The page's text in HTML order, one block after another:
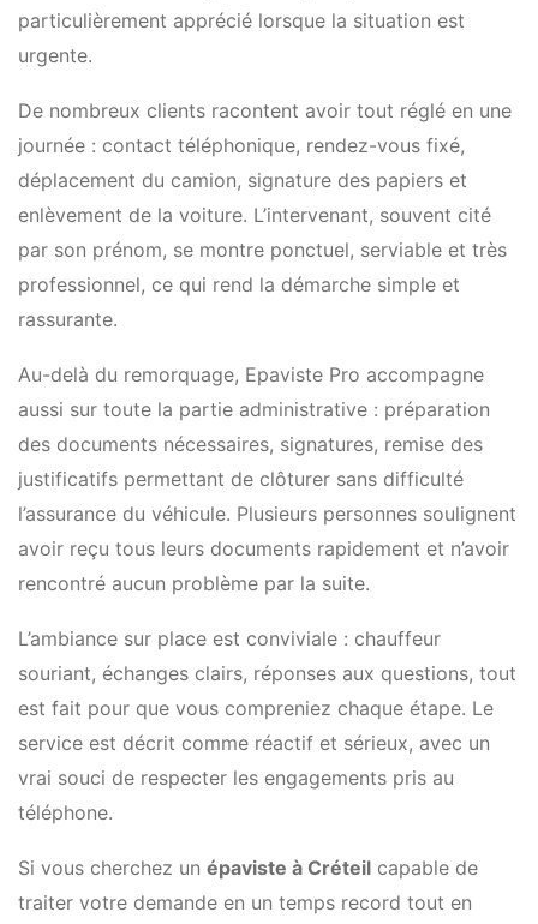
particulièrement apprécié lorsque la situation est
urgente.
De nombreux clients racontent avoir tout réglé en une
journée : contact téléphonique, rendez-vous fixé,
déplacement du camion, signature des papiers et
enlèvement de la voiture. L’intervenant, souvent cité
par son prénom, se montre ponctuel, serviable et très
professionnel, ce qui rend la démarche simple et
rassurante.
Au-delà du remorquage, Epaviste Pro accompagne
aussi sur toute la partie administrative : préparation
des documents nécessaires, signatures, remise des
justificatifs permettant de clôturer sans difficulté
l’assurance du véhicule. Plusieurs personnes soulignent
avoir reçu tous leurs documents rapidement et n’avoir
rencontré aucun problème par la suite.
L’ambiance sur place est conviviale : chauffeur
souriant, échanges clairs, réponses aux questions, tout
est fait pour que vous compreniez chaque étape. Le
service est décrit comme réactif et sérieux, avec un
vrai souci de respecter les engagements pris au
téléphone.
Si vous cherchez un épaviste à Créteil capable de
traiter votre demande en un temps record tout en